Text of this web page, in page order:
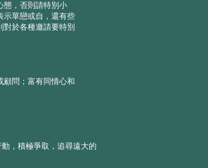
態，否則請特別⼩
⽰單戀或⾃，還有些
對於各種邀請要特別
顧問；富有同情心和
，積極爭取，追尋遠⼤的